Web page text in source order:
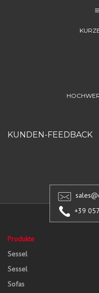
KUNDEN-FEEDBACK
+39
Produkte
Sessel
Sessel
Sofas